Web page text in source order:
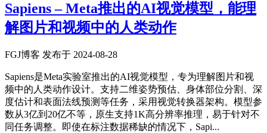
Sapiens – Meta推出的AI视觉模型，能理
解图片和视频中的人类动作
FGJ博客 发布于 2024-08-28
Sapiens是Meta实验室推出的AI视觉模型，专为理解图片和视
频中的人类动作设计。支持二维姿势预估、身体部位分割、深
度估计和表面法线预测等任务，采用视觉转换器架构。模型参
数从3亿到20亿不等，原生支持1K高分辨率推理，易于针对不
同任务调整。即使在标注数据稀缺的情况下，Sapi...